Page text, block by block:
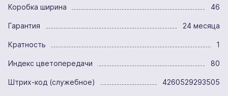
Коробка ширина 46
Гарантия 24 месяца
Кратность 1
Индекс цветопередачи 80
Штрих-код (служебное) 4260529293505